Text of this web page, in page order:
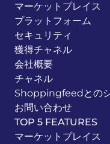
マーケットプレイス
プラットフォーム
セキュリティ
獲得チャネル
会社概要
チャネル
Shoppingfeedとの
お問い合わせ
TOP 5 FEATURES
マーケットプレイス